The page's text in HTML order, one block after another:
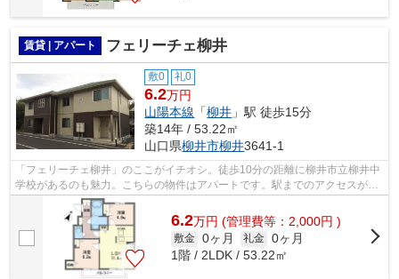
賃貸 | アパート フェリーチェ柳井
敷0 礼0
6.2万円
山陽本線 「柳井 」駅 徒歩15分
築14年 / 53.22㎡
山口県柳井市柳井3641-1
「フェリーチェ柳井」のここがイチオシ。徒歩10分の距離に柳井市立柳井中
学校があるのも魅力。こちらの物件はアパートです。駅までのアクセスが良
い、徒歩15分のところに位置する物件...
6.2万円 (管理費等：2,000円 )
敷金 0ヶ月 礼金 0ヶ月
1階 / 2LDK / 53.22㎡